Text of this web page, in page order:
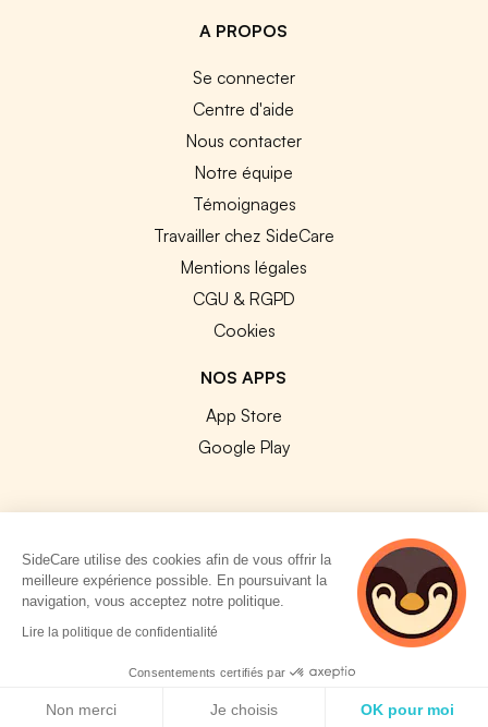
A PROPOS
Se connecter
Centre d'aide
Nous contacter
Notre équipe
Témoignages
Travailler chez SideCare
Mentions légales
CGU & RGPD
Cookies
NOS APPS
App Store
Google Play
© 2026 SideCare. Tous droits réservés.
SideCare utilise des cookies afin de vous offrir la
meilleure expérience possible. En poursuivant la
navigation, vous acceptez notre politique.
Lire la politique de confidentialité
Consentements certifiés par
Non merci Je choisis OK pour moi
4 personnes
consultent
actuellement cette